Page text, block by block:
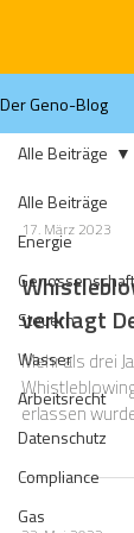
Der Geno-Blog
Alle Beiträge
Energie
Steuern
Wasser
Arbeitsrecht
Datenschutz
Compliance
Gas
Alle Beiträge
17. März 2023
verklagt
Mehr als drei
erlassen